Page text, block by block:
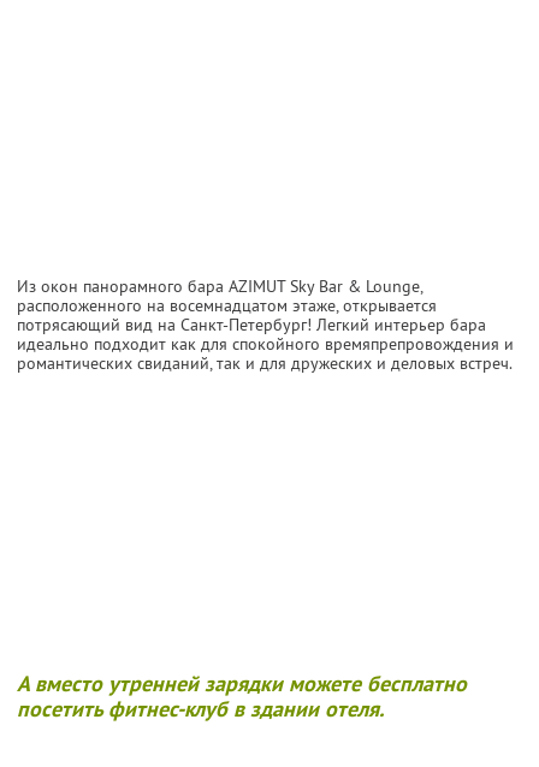
Из окон панорамного бара AZIMUT Sky Bar & Lounge,
расположенного на восемнадцатом этаже, открывается
потрясающий вид на Санкт-Петербург! Легкий интерьер бара
идеально подходит как для спокойного времяпрепровождения и
романтических свиданий, так и для дружеских и деловых встреч.
А вместо утренней зарядки можете бесплатно
посетить фитнес-клуб в здании отеля.